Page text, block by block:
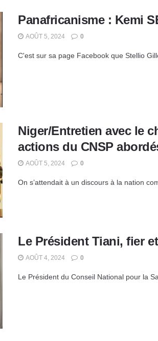
Panafricanisme : Kemi
AOÛT 5, 2024 0
C'est sur sa page Facebook que Stellio
Niger/Entretien avec le
actions du CNSP
AOÛT 5, 2024 0
On s’attendait à un discours à la nation
Le Président Tiani, fier
AOÛT 4, 2024 0
Le Président du Conseil National pour la